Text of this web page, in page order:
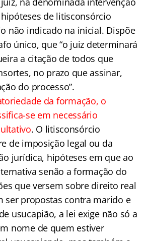
de litisconsórcio
não indicado na inicial. Dispõe
único, que “o juiz determinará
a citação de todos que
no prazo que assinar,
do processo”.
da formação, o
se em necessário
. O litisconsórcio
de imposição legal ou da
jurídica, hipóteses em que ao
senão a formação do
que versem sobre direito real
ser propostas contra marido e
usucapião, a lei exige não só a
nome de quem estiver